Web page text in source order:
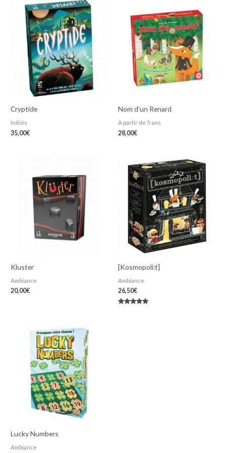
Cryptide
Initiés
35,00€
Nom d’un Renard
A partir de 5 ans
28,00€
Kluster
Ambiance
20,00€
[Kosmopoli:t]
Ambiance
26,50€
Lucky Numbers
Ambiance